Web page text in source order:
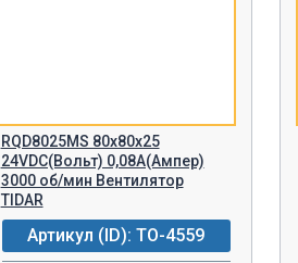
RQD8025MS 80x80x25
24VDC(Вольт) 0,08А(Ампер)
3000 об/мин Вентилятор
TIDAR
Артикул (ID): TO-4559